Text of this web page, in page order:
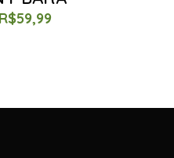
R$59,99